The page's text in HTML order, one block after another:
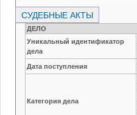
СУДЕБНЫЕ АКТЫ
ДЕЛО
Уникальный идентификатор
дела
Дата поступления
Категория дела